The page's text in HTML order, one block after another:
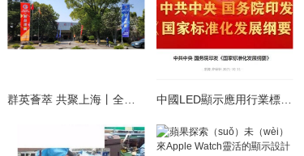
群英薈萃 共聚上海丨全國LED精品（pǐn）巡展攜手共謀行業發（fā）展大計 中國LED顯示應用行業標準情況一覽